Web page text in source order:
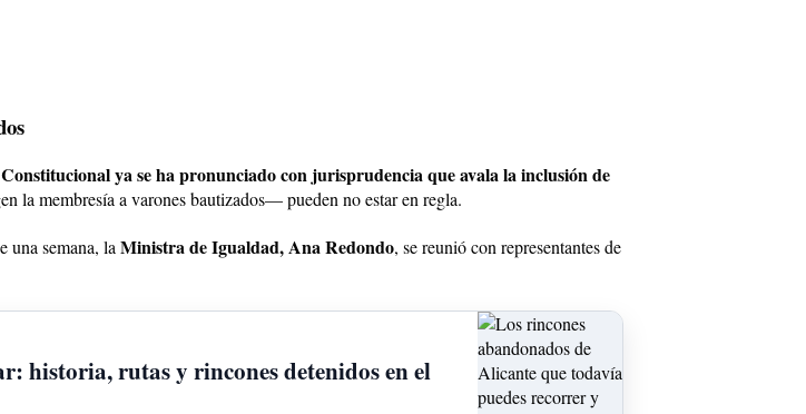
ya se ha pronunciado con jurisprudencia que avala la inclusión de
la membresía a varones bautizados— pueden no estar en regla.
una semana, la Ministra de Igualdad, Ana Redondo, se reunió con representantes de
historia, rutas y rincones detenidos en el